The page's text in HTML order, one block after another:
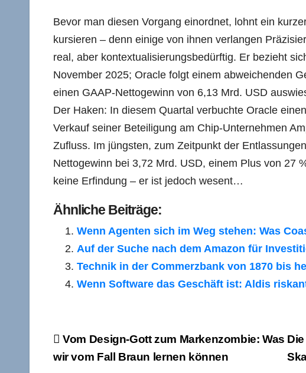
Bevor man diesen Vorgang einordnet, lohnt ein
kursieren – denn einige von ihnen verlangen
real, aber kontextualisierungsbedürftig. Er bezieht
November 2025; Oracle folgt einem abweichenden
einen GAAP-Nettogewinn von 6,13 Mrd. USD
Der Haken: In diesem Quartal verbuchte Oracle
Verkauf seiner Beteiligung am Chip-Unternehmen
Zufluss. Im jüngsten, zum Zeitpunkt der
Nettogewinn bei 3,72 Mrd. USD, einem Plus von 27
keine Erfindung – er ist jedoch wesent…
Ähnliche Beiträge:
Wenn Agenten sich im Weg stehen: Was
Auf der Suche nach dem Amazon für
Technik in der Commerzbank von 1870 bis
Wenn Software das Geschäft ist: Aldis
Beitragsnavigation
Vom Design-Gott zum Markenzombie: Was
wir vom Fall Braun lernen können